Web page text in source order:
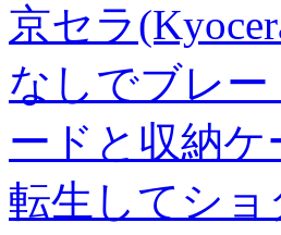
京セラ
なしでブレー
ードと収納ケ
転生してシ